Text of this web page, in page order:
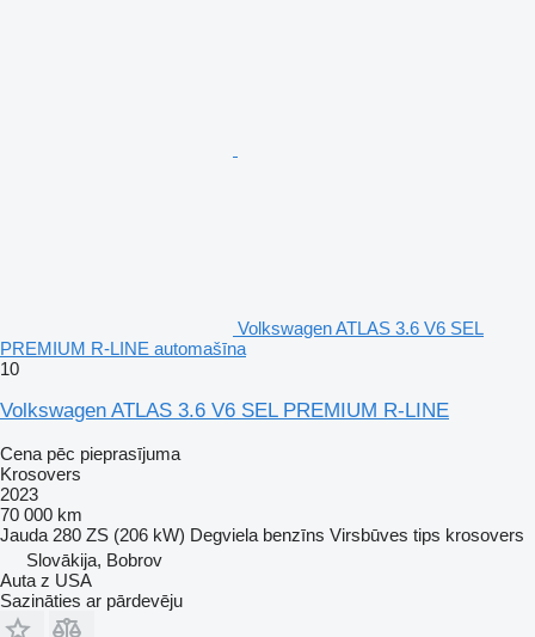
Volkswagen ATLAS 3.6 V6 SEL
PREMIUM R-LINE automašīna
10
Volkswagen ATLAS 3.6 V6 SEL PREMIUM R-LINE
Cena pēc pieprasījuma
Krosovers
2023
70 000 km
Jauda 280 ZS (206 kW) Degviela benzīns Virsbūves tips krosovers
Slovākija, Bobrov
Auta z USA
Sazināties ar pārdevēju